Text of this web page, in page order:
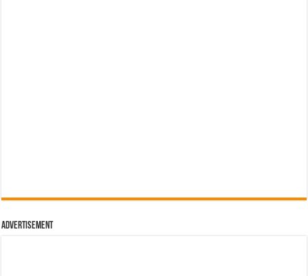
Advertisement